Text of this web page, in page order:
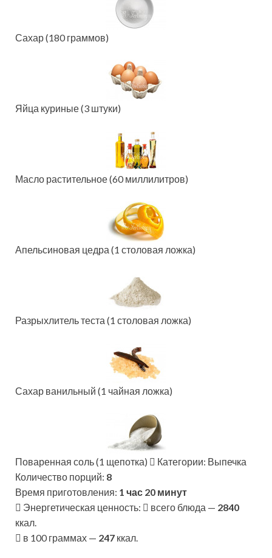
Сахар (180 граммов)
Яйца куриные (3 штуки)
Масло растительное (60 миллилитров)
Апельсиновая цедра (1 столовая ложка)
Разрыхлитель теста (1 столовая ложка)
Сахар ванильный (1 чайная ложка)
Поваренная соль (1 щепотка)
Категории: Выпечка
Количество порций: 8
Время приготовления: 1 час 20 минут
Энергетическая ценность:
всего блюда — 2840
ккал.
в 100 граммах — 247 ккал.